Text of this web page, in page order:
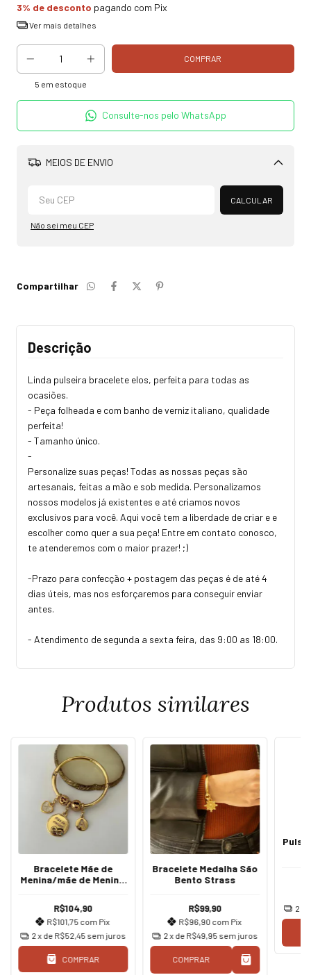
3% de desconto pagando com Pix
Ver mais detalhes
5 em estoque
Consulte-nos pelo WhatsApp
MEIOS DE ENVIO
Alterar CEP
CALCULAR
Não sei meu CEP
Compartilhar
Descrição
Linda pulseira bracelete elos, perfeita para todas as
ocasiões.
- Peça folheada e com banho de verniz italiano, qualidade
perfeita!
- Tamanho único.
-
Personalize suas peças! Todas as nossas peças são
artesanais, feitas a mão e sob medida. Personalizamos
nossos modelos já existentes e até criamos novos
exclusivos para você. Aqui você tem a liberdade de criar e e
escolher como quer a sua peça! Entre em contato conosco,
te atenderemos com o maior prazer! ;)
-Prazo para confecção + postagem das peças é de até 4
dias úteis, mas nos esforçaremos para conseguir enviar
antes.
- Atendimento de segunda a sexta feira, das 9:00 as 18:00.
Produtos similares
Bracelete Mãe de
Menina/mãe de Menino
R$104,90
R$101,75 com Pix
2x de R$52,45 sem juros
COMPRAR
Bracelete Medalha São
Bento Strass
R$99,90
R$96,90 com Pix
2x de R$49,95 sem juros
COMPRAR
2